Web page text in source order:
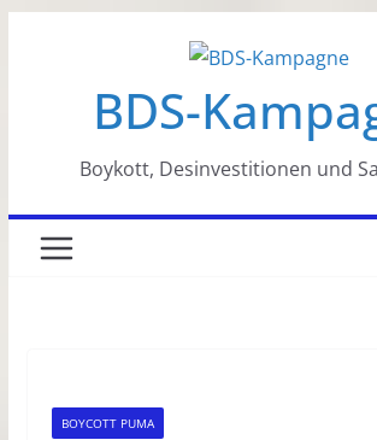
BDS-
Boykott, Desinvestitionen und
BOYCOTT PUMA